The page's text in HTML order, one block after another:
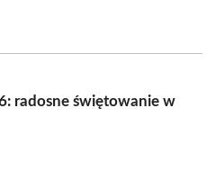
radosne świętowanie w